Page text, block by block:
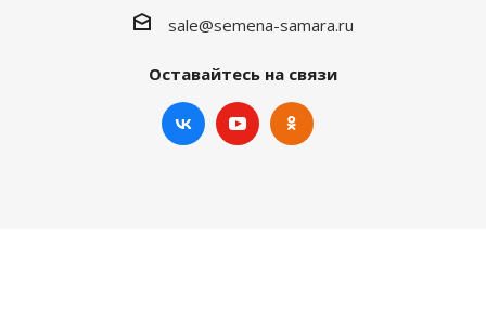
sale@semena-samara.ru
Оставайтесь на связи